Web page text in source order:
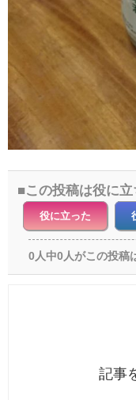
この投稿は役に立
役に立った
0人中0人がこの投稿